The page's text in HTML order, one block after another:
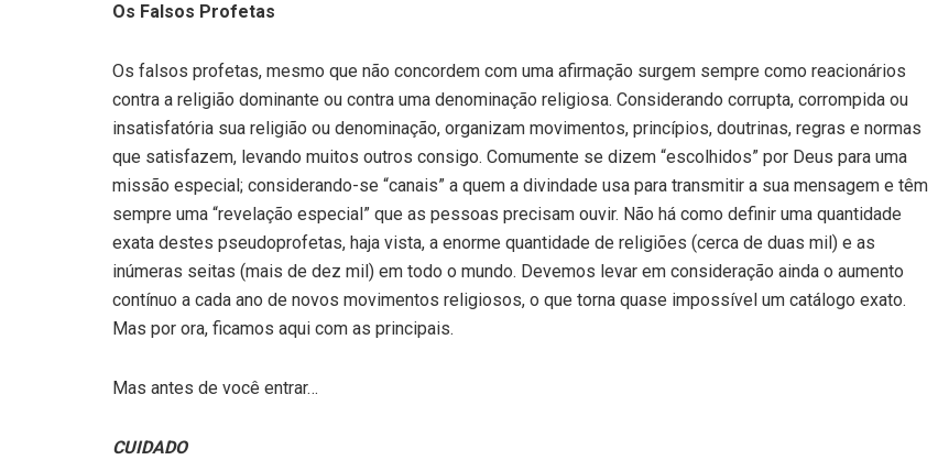
Os Falsos Profetas
Os falsos profetas, mesmo que não concordem com uma afirmação surgem sempre como reacionários
contra a religião dominante ou contra uma denominação religiosa. Considerando corrupta, corrompida ou
insatisfatória sua religião ou denominação, organizam movimentos, princípios, doutrinas, regras e normas
que satisfazem, levando muitos outros consigo. Comumente se dizem “escolhidos” por Deus para uma
missão especial; considerando-se “canais” a quem a divindade usa para transmitir a sua mensagem e têm
sempre uma “revelação especial” que as pessoas precisam ouvir. Não há como definir uma quantidade
exata destes pseudoprofetas, haja vista, a enorme quantidade de religiões (cerca de duas mil) e as
inúmeras seitas (mais de dez mil) em todo o mundo. Devemos levar em consideração ainda o aumento
contínuo a cada ano de novos movimentos religiosos, o que torna quase impossível um catálogo exato.
Mas por ora, ficamos aqui com as principais.
Mas antes de você entrar…
CUIDADO